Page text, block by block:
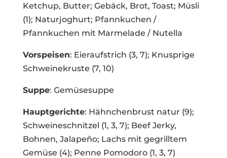
Ketchup, Butter; Gebäck, Brot, Toast; Müsli
(1); Naturjoghurt; Pfannkuchen /
Pfannkuchen mit Marmelade / Nutella
Vorspeisen: Eieraufstrich (3, 7); Knusprige
Schweinekruste (7, 10)
Suppe: Gemüsesuppe
Hauptgerichte: Hähnchenbrust natur (9);
Schweineschnitzel (1, 3, 7); Beef Jerky,
Bohnen, Jalapeño; Lachs mit gegrilltem
Gemüse (4); Penne Pomodoro (1, 3, 7)